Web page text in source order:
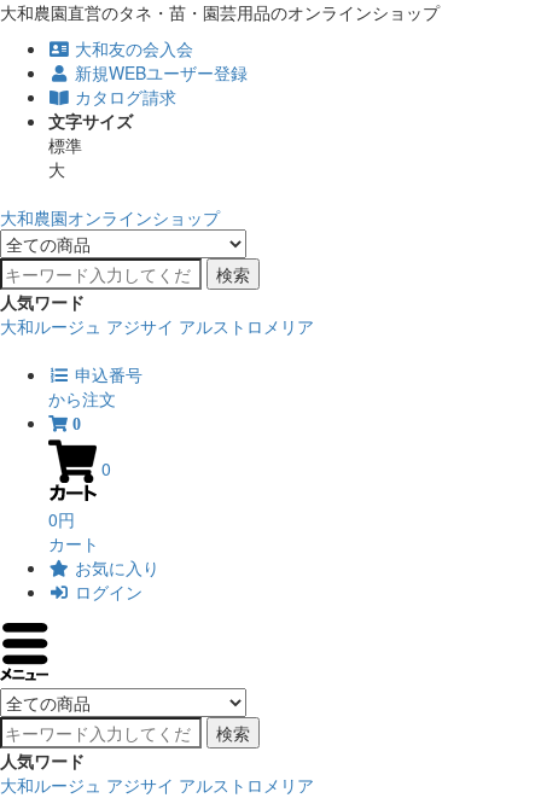
大和農園直営のタネ・苗・園芸用品のオンラインショップ
大和友の会入会
新規WEBユーザー登録
カタログ請求
文字サイズ
標準
大
大和農園オンラインショップ
検索
人気ワード
大和ルージュ アジサイ アルストロメリア
申込番号
から注文
0
0
0円
カート
お気に入り
ログイン
検索
人気ワード
大和ルージュ アジサイ アルストロメリア